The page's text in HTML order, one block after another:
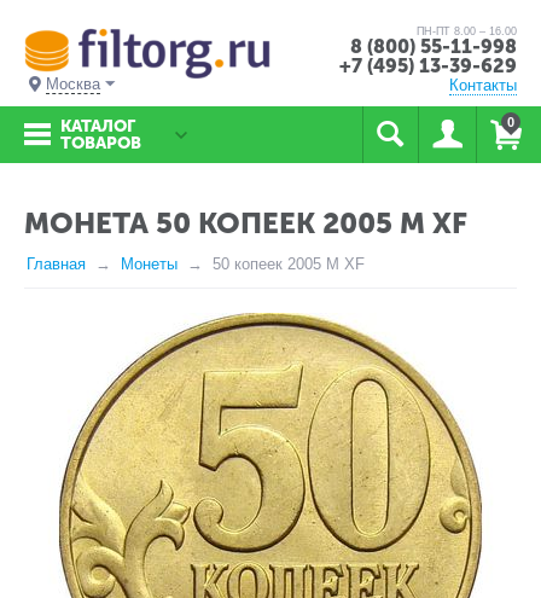
Москва
ПН-ПТ 8.00 – 16.00
8 (800) 55-11-998
+7 (495) 13-39-629
Контакты
0
КАТАЛОГ
ТОВАРОВ
МОНЕТА 50 КОПЕЕК 2005 М XF
Главная Монеты 50 копеек 2005 М XF